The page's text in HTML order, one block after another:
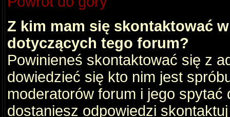
Z kim mam się skontaktować
dotyczących tego forum?
Powinieneś skontaktować się z
dowiedzieć się kto nim jest
moderatorów forum i jego
dostaniesz odpowiedzi